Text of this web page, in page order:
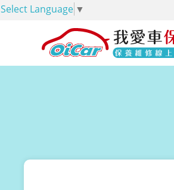
Select Language ▼